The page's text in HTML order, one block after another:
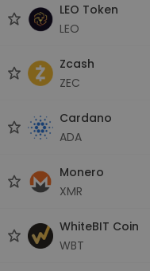
LEO Token
LEO
Zcash
ZEC
Cardano
ADA
Monero
XMR
WhiteBIT Coin
WBT